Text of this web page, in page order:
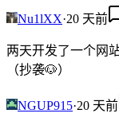
Nu1lXX·20 天前
两天开发了一个网
（抄袭🐶）
NGUP915·20 天前